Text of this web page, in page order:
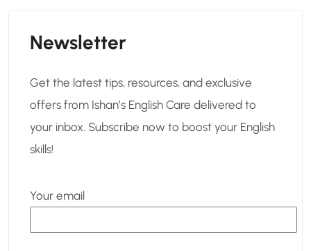
Newsletter
Get the latest tips, resources, and exclusive
offers from Ishan’s English Care delivered to
your inbox. Subscribe now to boost your English
skills!
Your email